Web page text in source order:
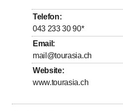
Mittwoch
Donnerstag
Freitag
Samstag
Sonntag
Telefon:
043 233 30 90*
Email :
mail@tourasia.ch
Website:
www.tourasia.ch